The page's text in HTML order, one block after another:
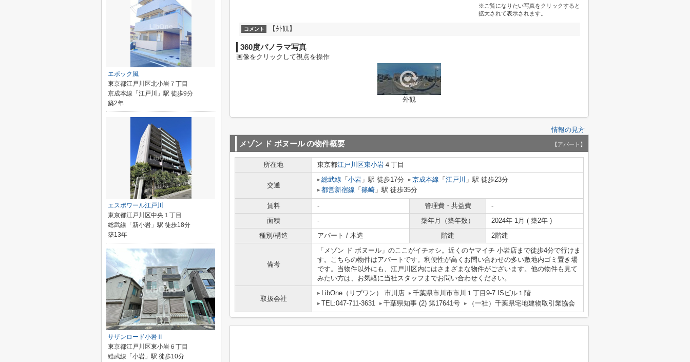
※ご覧になりたい写真をクリックすると
拡大されて表示されます。
コメント 【外観】
360度パノラマ写真
画像をクリックして視点を操作
外観
情報の見方
メゾン ド ボヌールの物件概要 【アパート】
所在地 東京都江戸川区東小岩 ４丁目
交通
総武線 「 小岩 」駅 徒歩17分 京成本線 「 江戸川 」駅 徒歩23分
都営新宿線 「 篠崎 」駅 徒歩35分
賃料 - 管理費・共益費
-
面積
- 築年月（築年数）
2024年 1月 ( 築2年 )
種別/構造
アパート / 木造 階建 2階建
備考
「メゾン ド ボヌール」のここがイチオシ。近くのヤマイチ 小岩店まで徒歩4分で行けま
す。こちらの物件はアパートです。利便性が高くお問い合わせの多い敷地内ゴミ置き場
です。当物件以外にも、江戸川区内にはさまざまな物件がございます。他の物件も見て
みたい方は、お気軽に当社スタッフまでお問い合わせください。
取扱会社
LibOne（リブワン） 市川店
千葉県市川市市川１丁目9-7 ISビル１階
TEL:047-711-3631
千葉県知事 (2) 第17641号 （一社）千葉県宅地建物取引業協会
エポック風
東京都江戸川区北小岩７丁目
京成本線「江戸川」駅 徒歩9分
築2年
エスポワール江戸川
東京都江戸川区中央１丁目
総武線「新小岩」駅 徒歩18分
築13年
サザンロード小岩Ⅱ
東京都江戸川区東小岩６丁目
総武線「小岩」駅 徒歩10分